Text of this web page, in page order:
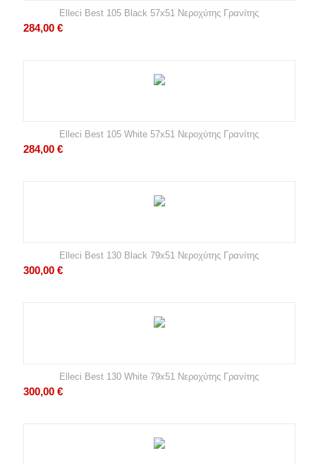
Elleci Best 105 Black 57x51 Νεροχύτης Γρανίτης
284,00 €
Elleci Best 105 White 57x51 Νεροχύτης Γρανίτης
284,00 €
Elleci Best 130 Black 79x51 Νεροχύτης Γρανίτης
300,00 €
Elleci Best 130 White 79x51 Νεροχύτης Γρανίτης
300,00 €